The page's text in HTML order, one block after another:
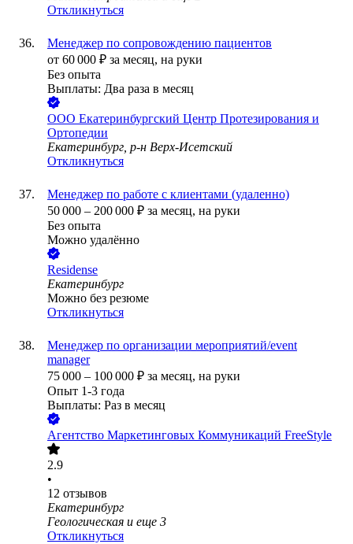
Откликнуться
Менеджер по сопровождению пациентов
от 60 000 ₽ за месяц, на руки
Без опыта
Выплаты: Два раза в месяц
ООО Екатеринбургский Центр Протезирования и
Ортопедии
Екатеринбург, р-н Верх-Исетский
Откликнуться
Менеджер по работе с клиентами (удаленно)
50 000 – 200 000 ₽ за месяц, на руки
Без опыта
Можно удалённо
Residense
Екатеринбург
Можно без резюме
Откликнуться
Менеджер по организации мероприятий/event
manager
75 000 – 100 000 ₽ за месяц, на руки
Опыт 1-3 года
Выплаты: Раз в месяц
Агентство Маркетинговых Коммуникаций FreeStyle
2.9
•
12 отзывов
Екатеринбург
Геологическая и еще 3
Откликнуться